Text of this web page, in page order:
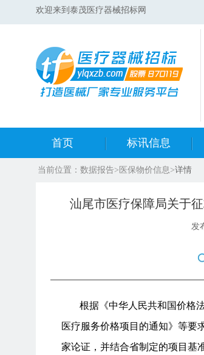
欢迎来到泰茂医疗器械招标网
首页 标讯信息
集采标讯动态
集采标讯项目
当前位置： 数据报告> 医保物价信息>详情
汕尾市医疗保障局关于
发
根据《中华人民共和国价格
医疗服务价格项目的通知》等要
家论证，并结合省制定的项目基